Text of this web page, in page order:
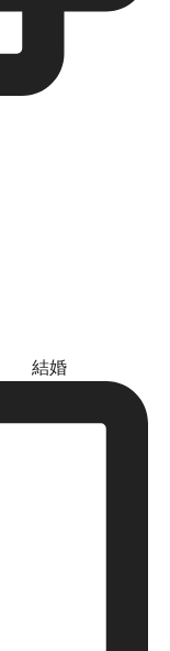
』 結婚